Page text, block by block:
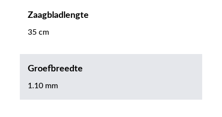
Zaagbladlengte
35 cm
Groefbreedte
1.10 mm